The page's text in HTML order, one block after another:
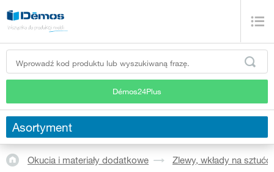
Démos24Plus
Asortyment
Okucia i materiały dodatkowe Zlewy, wkłady na